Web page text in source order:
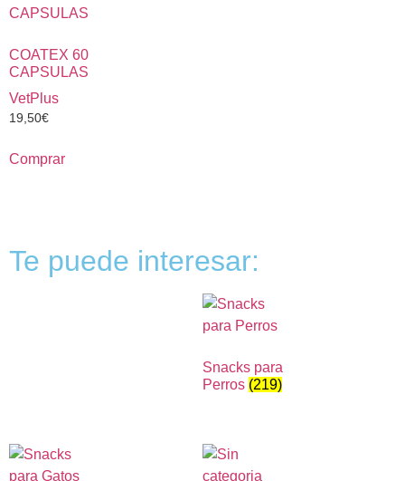
COATEX 60
CAPSULAS
VetPlus
19,50€
Comprar
Te puede interesar:
Snacks para
Perros (219)